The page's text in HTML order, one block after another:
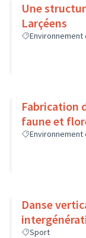
Une
Larçéens
Fabrication
faune et
Danse
Sport